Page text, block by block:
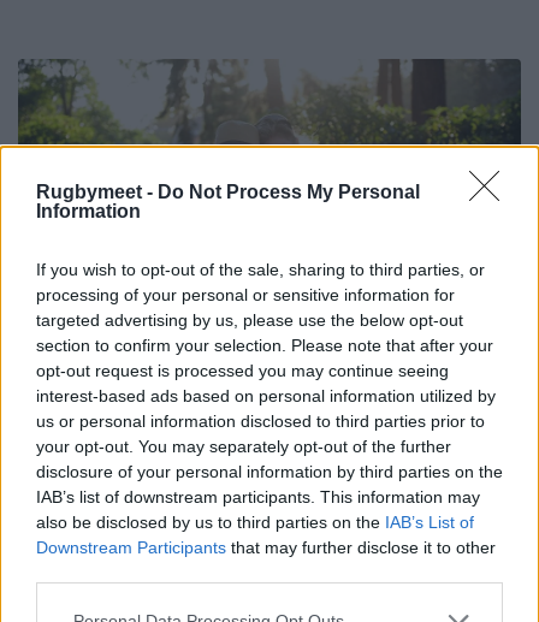
Rugbymeet - Do Not Process My Personal
Information
If you wish to opt-out of the sale, sharing to third parties, or
processing of your personal or sensitive information for
targeted advertising by us, please use the below opt-out
section to confirm your selection. Please note that after your
opt-out request is processed you may continue seeing
interest-based ads based on personal information utilized by
us or personal information disclosed to third parties prior to
your opt-out. You may separately opt-out of the further
disclosure of your personal information by third parties on the
IAB’s list of downstream participants. This information may
also be disclosed by us to third parties on the IAB’s List of
Downstream Participants that may further disclose it to other